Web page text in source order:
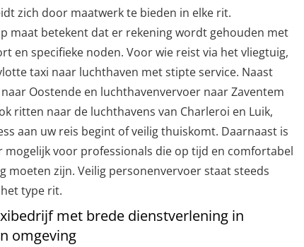
zich door maatwerk te bieden in elke rit.
maat betekent dat er rekening wordt gehouden met
en specifieke noden. Voor wie reist via het vliegtuig,
taxi naar luchthaven met stipte service. Naast
Oostende en luchthavenvervoer naar Zaventem
ritten naar de luchthavens van Charleroi en Luik,
aan uw reis begint of veilig thuiskomt. Daarnaast is
mogelijk voor professionals die op tijd en comfortabel
moeten zijn. Veilig personenvervoer staat steeds
type rit.
met brede dienstverlening in
omgeving